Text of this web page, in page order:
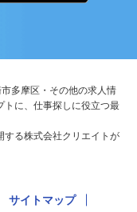
多摩区・その他の求人情
トに、仕事探しに役立つ最
する株式会社クリエイトが
サイトマップ